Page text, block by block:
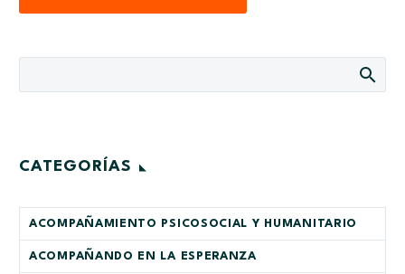
CATEGORÍAS
ACOMPAÑAMIENTO PSICOSOCIAL Y HUMANITARIO
ACOMPAÑANDO EN LA ESPERANZA